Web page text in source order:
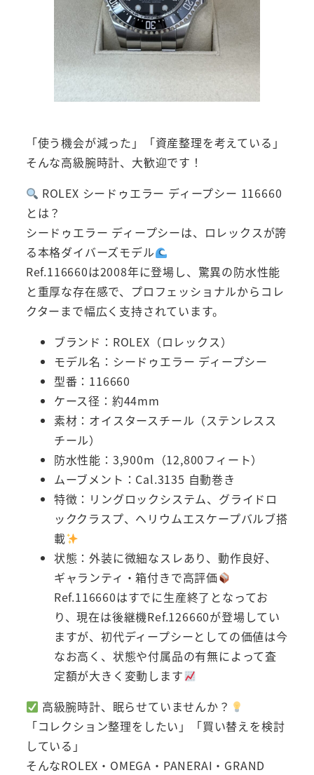
「使う機会が減った」「資産整理を考えている」
そんな高級腕時計、大歓迎です！
ROLEX シードゥエラー ディープシー 116660
とは？
シードゥエラー ディープシーは、ロレックスが誇
る本格ダイバーズモデル
Ref.116660は2008年に登場し、驚異の防水性能
と重厚な存在感で、プロフェッショナルからコレ
クターまで幅広く支持されています。
ブランド：ROLEX（ロレックス）
モデル名：シードゥエラー ディープシー
型番：116660
ケース径：約44mm
素材：オイスタースチール（ステンレスス
チール）
防水性能：3,900m（12,800フィート）
ムーブメント：Cal.3135 自動巻き
特徴：リングロックシステム、グライドロ
ッククラスプ、ヘリウムエスケープバルブ搭
載
状態：外装に微細なスレあり、動作良好、
ギャランティ・箱付きで高評価
Ref.116660はすでに生産終了となってお
り、現在は後継機Ref.126660が登場してい
ますが、初代ディープシーとしての価値は今
なお高く、状態や付属品の有無によって査
定額が大きく変動します
高級腕時計、眠らせていませんか？
「コレクション整理をしたい」「買い替えを検討
している」
そんなROLEX・OMEGA・PANERAI・GRAND